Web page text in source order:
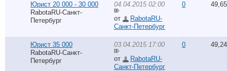
Юрист 20 000 - 30 000
RabotaRU-Санкт-
Петербург
04.04.2015 02:00
от
RabotaRU-
Санкт-Петербург
0
Юрист 35 000
RabotaRU-Санкт-
Петербург
03.04.2015 17:00
от
RabotaRU-
Санкт-Петербург
0